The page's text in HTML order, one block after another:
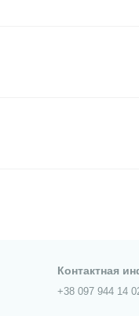
Контактная
+38 097 944 14